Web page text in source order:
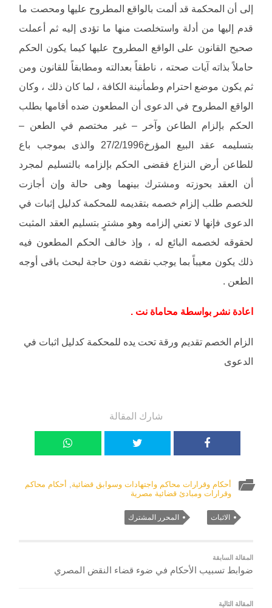
إلى أن المحكمة قد ألمت بالواقع المطروح عليها ومحصت ما
قدم إليها من أدلة واستخلصت منها ما تؤدى إليه ثم أعملت
صحيح القانون على الواقع المطروح عليها كيما يكون الحكم
حاملاً بذاته آيات صحته ، ناطقاً بعدالته ومطابقاً للقانون ومن
ثم يكون موضع احترام وطمأنينة الكافة ، لما كان ذلك ، وكان
الواقع المطروح في الدعوى أن المطعون ضده أقامها بطلب
الحكم بإلزام الطاعن وآخر – غير مختصم في الطعن –
بتسليمه عقد البيع المؤرخ27/2/1996 والذى بموجب باع
للطاعن أرض النزاع فقضى الحكم بإلزامه بالتسليم لمجرد
أن العقد بحوزته ومشترك بينهما وهى حالة وإن أجازت
للخصم طلب إلزام خصمه بتقديمه للمحكمة كدليل إثبات في
الدعوى فإنها لا تعني إلزامه وهو مشترٍ بتسليم العقد المثبت
لحقوقه لخصمه البائع له ، وإذ خالف الحكم المطعون فيه
ذلك يكون معيباً بما يوجب نقضه دون حاجة لبحث باقى أوجه
الطعن .
اعادة نشر بواسطة محاماة نت .
الزام الخصم تقديم ورقة تحت يده للمحكمة كدليل اثبات في
الدعوى
شارك المقالة
أحكام وقرارات محاكم واجتهادات وسوابق قضائية
أحكام محاكم
وقرارات ومبادئ قضائية مصرية
الاثبات المحرر المشترك
المقالة السابقة
ضوابط تسبيب الأحكام في ضوء قضاء النقض المصري
المقالة التالية